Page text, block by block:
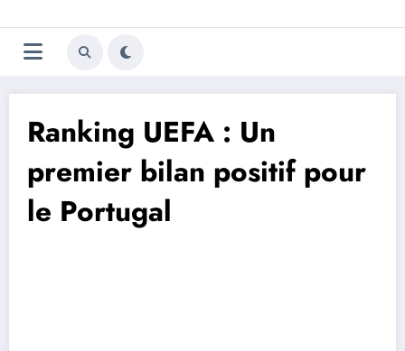
au
contenu
Trivela
L'actualité du football
Ranking UEFA : Un
premier bilan positif pour
le Portugal